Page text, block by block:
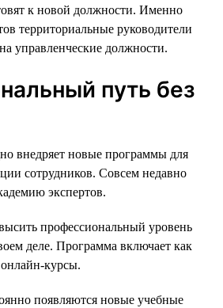
к новой должности. Именно
территориальные руководители
управленческие должности.
путь без
внедряет новые программы для
сотрудников. Совсем недавно
экспертов.
профессиональный уровень
деле. Программа включает как
курсы.
появляются новые учебные